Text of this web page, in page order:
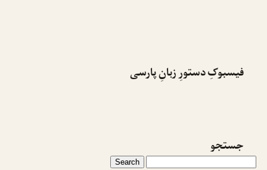
فیسبوکِ دستورِ زبانِ پارسی
جستجو